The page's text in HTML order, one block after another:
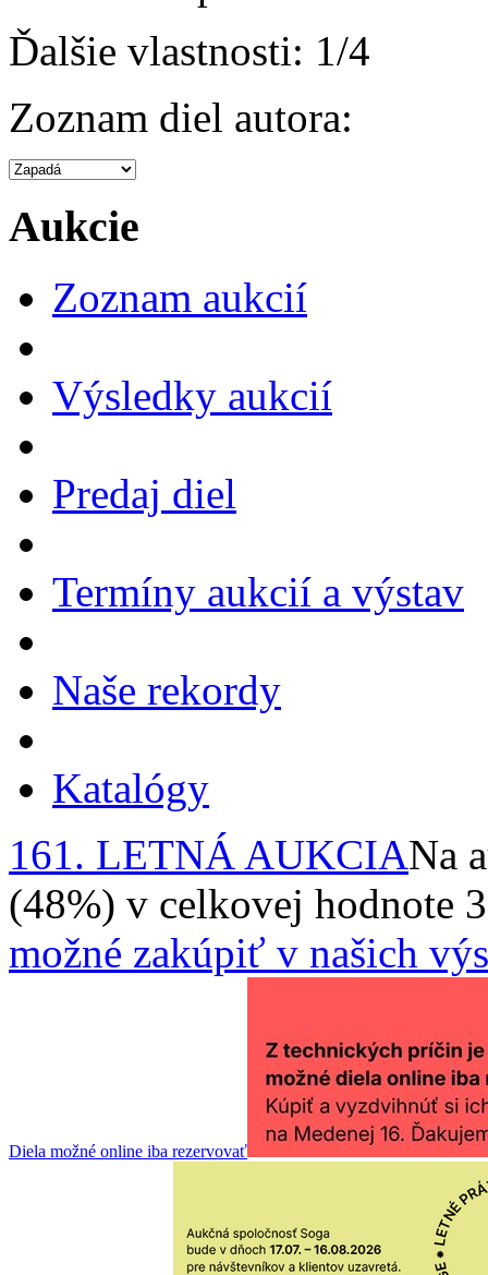
Ďalšie vlastnosti: 1/4
Zoznam diel autora:
Aukcie
Zoznam aukcií
Výsledky aukcií
Predaj diel
Termíny aukcií a výstav
Naše rekordy
Katalógy
161. LETNÁ AUKCIANa
(48%) v celkovej hodnote
možné zakúpiť v našich
Diela možné online iba rezervovať